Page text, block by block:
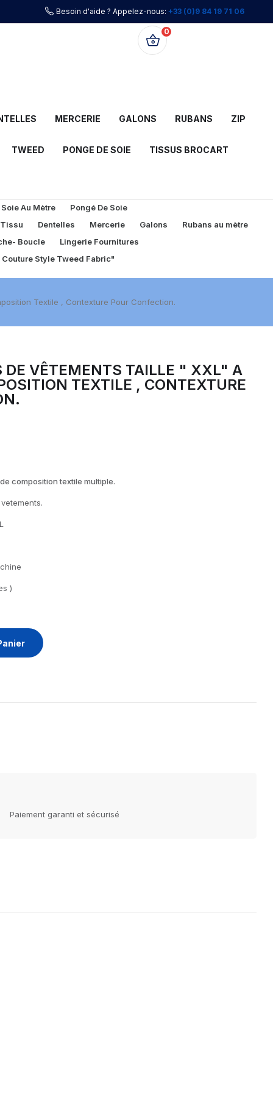
Besoin d'aide ? Appelez-nous: +33 (0)9 84 19 71 06
0
MERCERIE GALONS RUBANS ZIP
TWEED PONGE DE SOIE TISSUS BROCART
Au Mètre
Pongé De Soie
Dentelles Mercerie Galons
Rubans au mètre
Boucle
Lingerie Fournitures
Style Tweed Fabric"
Textile , Contexture Pour Confection.
DE VÊTEMENTS TAILLE " XXL" A
TEXTILE , CONTEXTURE
composition textile multiple.
)
Paiement garanti et sécurisé